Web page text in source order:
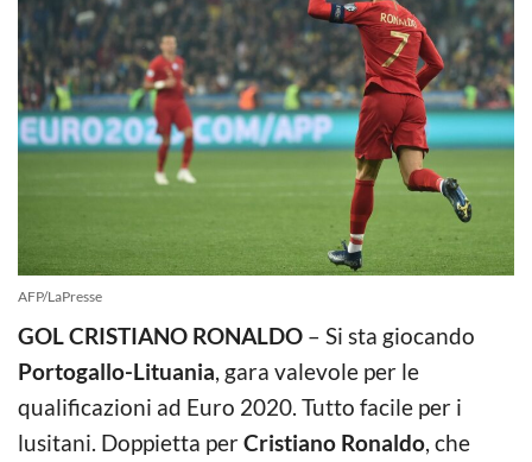
AFP/LaPresse
GOL CRISTIANO RONALDO – Si sta giocando
Portogallo-Lituania, gara valevole per le
qualificazioni ad Euro 2020. Tutto facile per i
lusitani. Doppietta perCristiano Ronaldo, che